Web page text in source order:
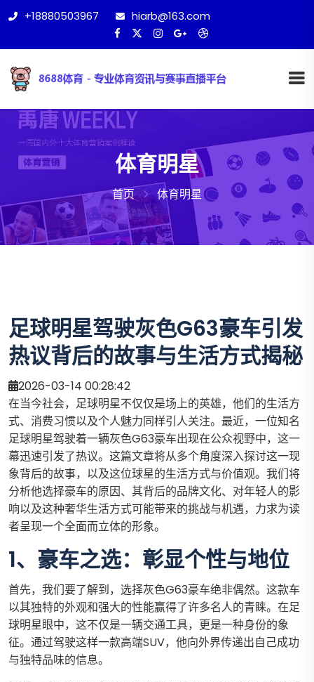
+18880503967 hiarb@163.com
体育明星
首页 体育明星
足球明星驾驶灰色G63豪车引发
热议背后的故事与生活方式揭秘
2026-03-14 00:28:42
在当今社会，足球明星不仅仅是场上的英雄，他们的生活方
式、消费习惯以及个人魅力同样引人关注。最近，一位知名
足球明星驾驶着一辆灰色G63豪车出现在公众视野中，这一
幕迅速引发了热议。这篇文章将从多个角度深入探讨这一现
象背后的故事，以及这位球星的生活方式与价值观。我们将
分析他选择豪车的原因、其背后的品牌文化、对年轻人的影
响以及这种奢华生活方式可能带来的挑战与机遇，力求为读
者呈现一个全面而立体的形象。
1、豪车之选：彰显个性与地位
首先，我们要了解到，选择灰色G63豪车绝非偶然。这款车
以其独特的外观和强大的性能赢得了许多名人的青睐。在足
球明星眼中，这不仅是一辆交通工具，更是一种身份的象
征。通过驾驶这样一款高端SUV，他向外界传递出自己成功
与独特品味的信息。